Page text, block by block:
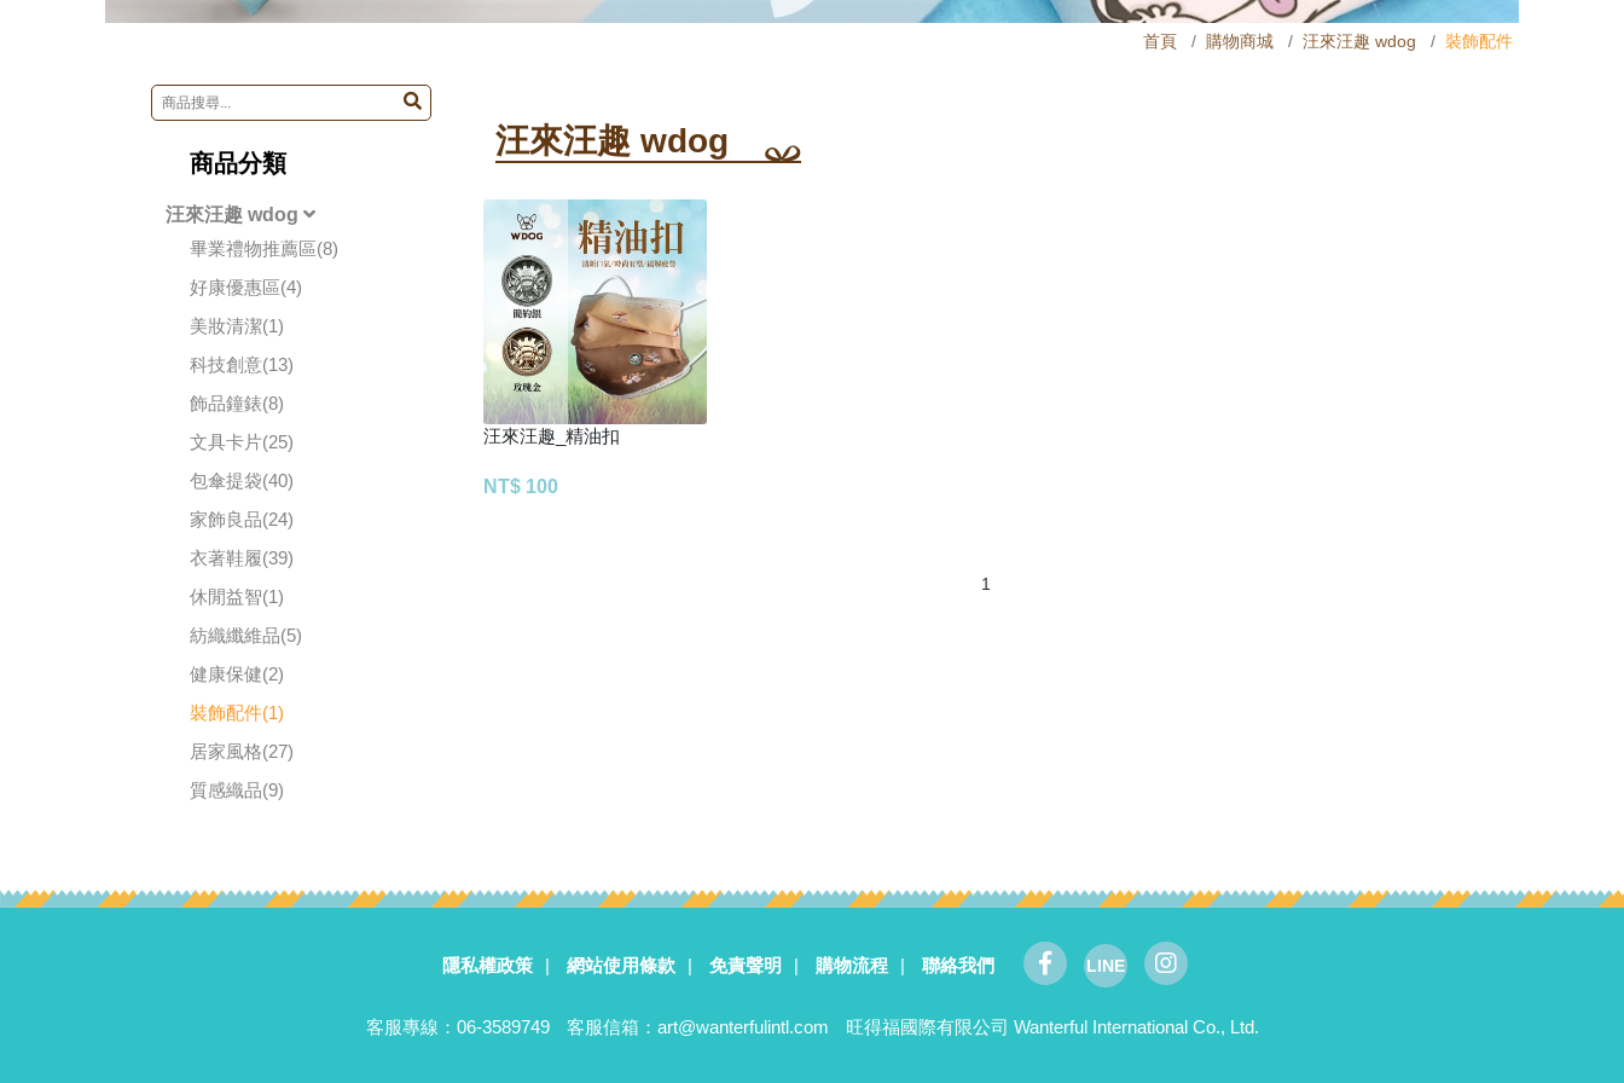
首頁 購物商城 汪來汪趣 wdog 裝飾配件
商品分類
汪來汪趣 wdog
畢業禮物推薦區(8)
好康優惠區(4)
美妝清潔(1)
科技創意(13)
飾品鐘錶(8)
文具卡片(25)
包傘提袋(40)
家飾良品(24)
衣著鞋履(39)
休閒益智(1)
紡織纖維品(5)
健康保健(2)
裝飾配件(1)
居家風格(27)
質感織品(9)
汪來汪趣 wdog
汪來汪趣_精油扣
NT$ 100
1
隱私權政策 | 網站使用條款 | 免責聲明 | 購物流程 | 聯絡我們 LINE
客服專線：06-3589749 客服信箱： art@wanterfulintl.com 旺得福國際有限公司 Wanterful International Co., Ltd.